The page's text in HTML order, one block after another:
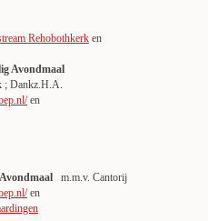
Rehobothkerk en
Avondmaal
; Dankz.H.A.
en
m.m.v. Cantorij
en